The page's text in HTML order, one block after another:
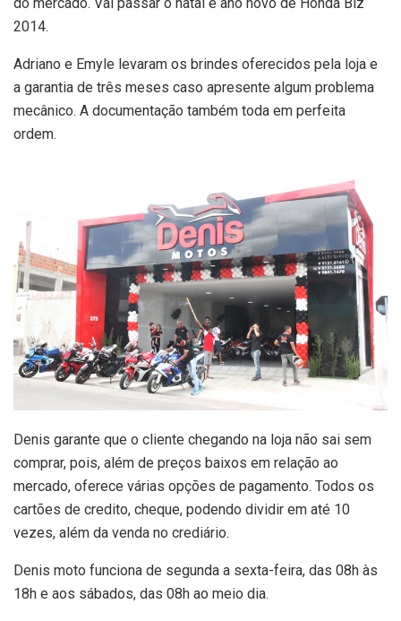
2014.
Adriano e Emyle levaram os brindes oferecidos pela loja e
a garantia de três meses caso apresente algum problema
mecânico. A documentação também toda em perfeita
ordem.
Denis garante que o cliente chegando na loja não sai sem
comprar, pois, além de preços baixos em relação ao
mercado, oferece várias opções de pagamento. Todos os
cartões de credito, cheque, podendo dividir em até 10
vezes, além da venda no crediário.
Denis moto funciona de segunda a sexta-feira, das 08h às
18h e aos sábados, das 08h ao meio dia.